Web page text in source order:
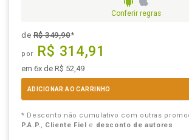
Conferir regras
deR$ 349,90*
por R$ 314,91
em 6x de R$ 52,49
ADICIONAR AO CARRINHO
* Desconto não cumulativo com outras
P.A.P., Cliente Fiel e desconto de autores